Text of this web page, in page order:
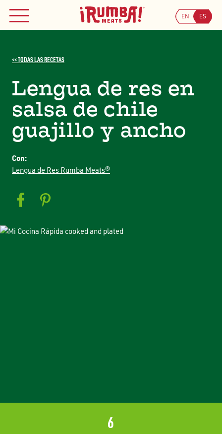
content
MENÚ EN ES
<< TODAS LAS RECETAS
Lengua de res en
salsa de chile
guajillo y ancho
Con:
Lengua de Res Rumba Meats®
6